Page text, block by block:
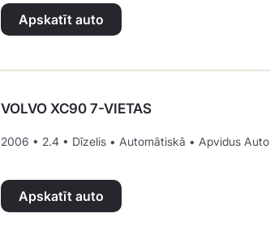
Apskatīt auto
VOLVO XC90 7-VIETAS
2006 • 2.4 • Dīzelis • Automātiskā • Apvidus Auto
Apskatīt auto